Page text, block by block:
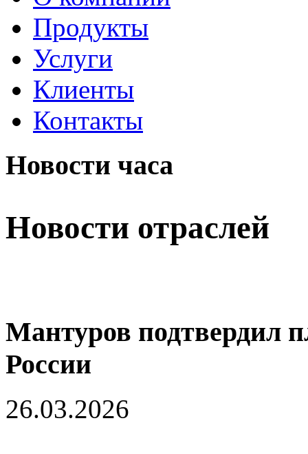
Продукты
Услуги
Клиенты
Контакты
Новости часа
Новости отраслей
Мантуров подтвердил
России
26.03.2026